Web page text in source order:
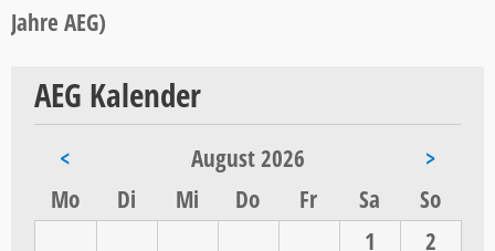
Jahre AEG)
AEG Kalender
< August 2026
>
MontagDienstag
Mittwoch
Donnerstag
FreitagSamstag
Sonntag
1
2